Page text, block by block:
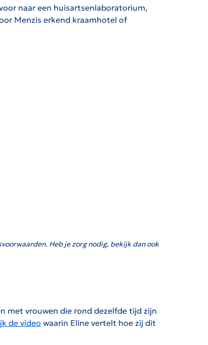
naar een huisartsenlaboratorium,
Menzis erkend kraamhotel of
Heb je zorg nodig, bekijk dan ook
met vrouwen die rond dezelfde tijd zijn
de video waarin Eline vertelt hoe zij dit